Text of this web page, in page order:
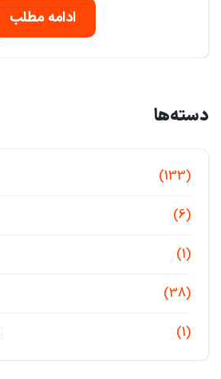
ادامه مطلب
دسته‌ها
(133)
(6)
(1)
(38)
(1)